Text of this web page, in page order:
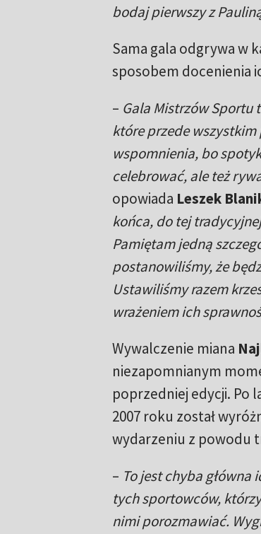
bodaj pierwszy z
Sama gala odgrywa w
sposobem docenienia
– Gala Mistrzów Sportu
które przede wszystkim
wspomnienia, bo
celebrować, ale też
opowiada Leszek
końca, do tej
Pamiętam jedną
postanowiliśmy, że
Ustawiliśmy razem
wrażeniem ich
Wywalczenie miana
niezapomnianym
poprzedniej edycji. Po
2007 roku został
wydarzeniu z powodu
– To jest chyba
tych sportowców,
nimi porozmawiać.